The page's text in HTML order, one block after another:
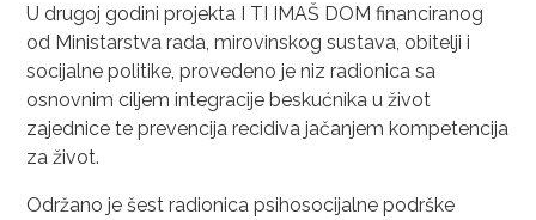
U drugoj godini projekta I TI IMAŠ DOM financiranog
od Ministarstva rada, mirovinskog sustava, obitelji i
socijalne politike, provedeno je niz radionica sa
osnovnim ciljem integracije beskućnika u život
zajednice te prevencija recidiva jačanjem kompetencija
za život.
Održano je šest radionica psihosocijalne podrške